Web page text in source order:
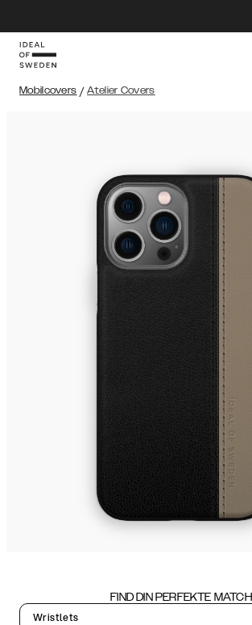
Mobilcovers / Atelier Covers
FIND DIN PERFEKTE MATCH
Wristlets